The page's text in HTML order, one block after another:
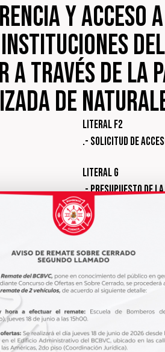
y
través de la
de
Literal f2
.- Solicitud de
Literal g
.- Presupuesto de
Literal h
.- Resultados de
.- Procesos de
Literal j
.- Empresas y